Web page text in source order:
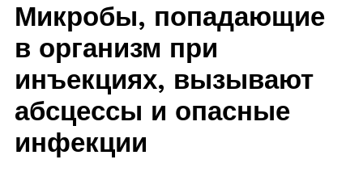
Микробы, попадающие
в организм при
инъекциях, вызывают
абсцессы и опасные
инфекции